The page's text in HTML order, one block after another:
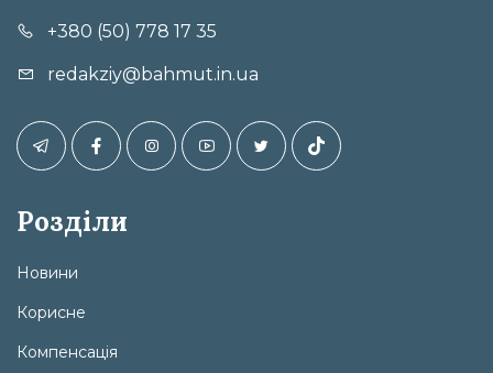
+380 (50) 778 17 35
redakziy@bahmut.in.ua
Розділи
Новини
Корисне
Компенсація